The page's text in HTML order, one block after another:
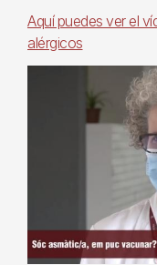
Aquí puedes ver el
alérgicos